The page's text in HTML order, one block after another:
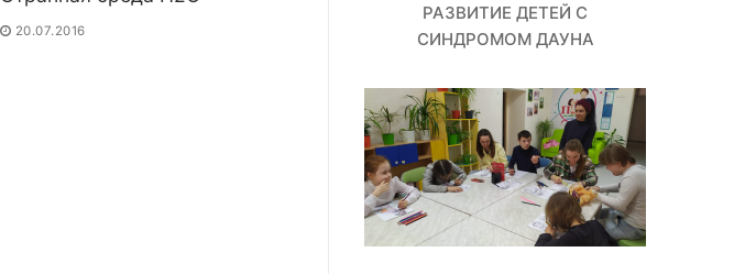
20.07.2016
РАЗВИТИЕ ДЕТЕЙ С
СИНДРОМОМ ДАУНА